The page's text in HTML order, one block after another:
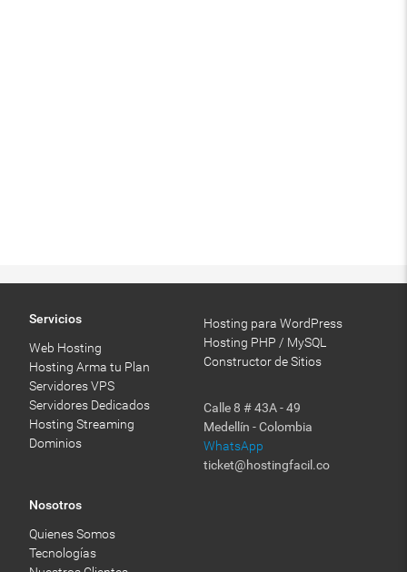
Servicios
Web Hosting
Hosting Arma tu Plan
Servidores VPS
Servidores Dedicados
Hosting Streaming
Dominios
Hosting para WordPress
Hosting PHP / MySQL
Constructor de Sitios
Calle 8 # 43A - 49
Medellín - Colombia
WhatsApp
ticket@hostingfacil.co
Nosotros
Quienes Somos
Tecnologías